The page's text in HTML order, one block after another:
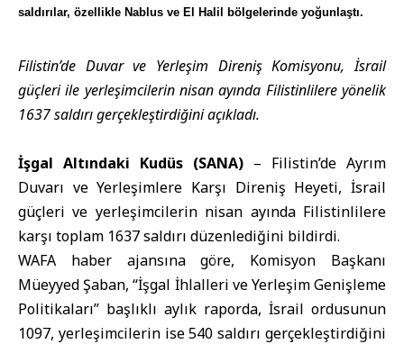
saldırılar, özellikle Nablus ve El Halil bölgelerinde yoğunlaştı.
Filistin’de Duvar ve Yerleşim Direniş Komisyonu, İsrail
güçleri ile yerleşimcilerin nisan ayında Filistinlilere yönelik
1637 saldırı gerçekleştirdiğini açıkladı.
İşgal Altındaki Kudüs (SANA) – Filistin’de Ayrım
Duvarı ve Yerleşimlere Karşı Direniş Heyeti, İsrail
güçleri ve yerleşimcilerin nisan ayında Filistinlilere
karşı toplam 1637 saldırı düzenlediğini bildirdi.
WAFA haber ajansına göre, Komisyon Başkanı
Müeyyed Şaban, “İşgal İhlalleri ve Yerleşim Genişleme
Politikaları” başlıklı aylık raporda, İsrail ordusunun
1097, yerleşimcilerin ise 540 saldırı gerçekleştirdiğini